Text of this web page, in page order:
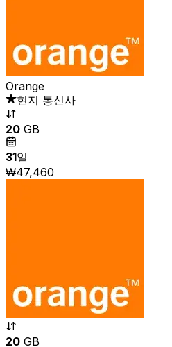
Orange
현지 통신사
20 GB
31일
₩47,460
20 GB